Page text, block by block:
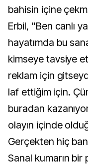
bahisin içine
Erbil, "Ben canlı
hayatımda bu
kimseye tavsiye
reklam için
laf ettiğim için.
buradan
olayın içinde
Gerçekten hiç
Sanal kumarın bir